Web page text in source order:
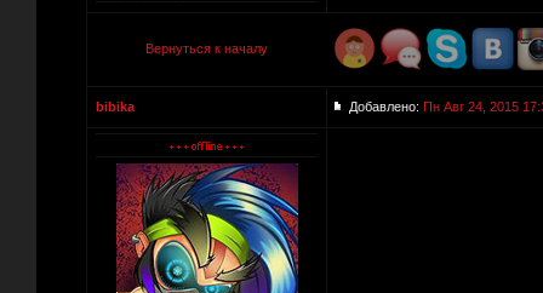
Вернуться к началу
bibika Добавлено: Пн Авг 24, 2015